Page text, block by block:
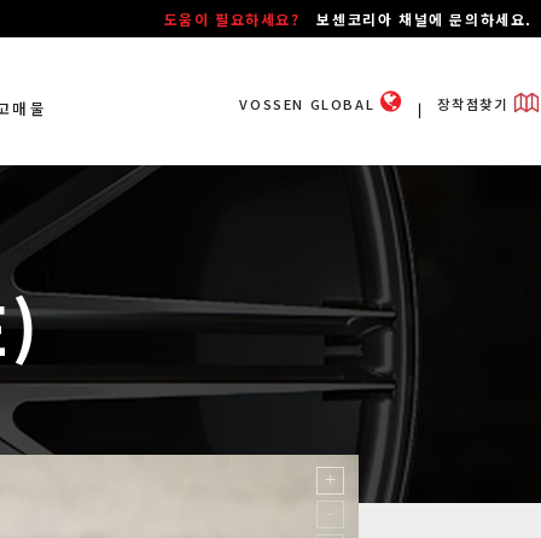
도움이 필요하세요?보센코리아 채널에 문의하세요.
매물 VOSSEN GLOBAL ㅣ장착점찾기